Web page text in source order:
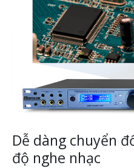
Dễ dàng chuyển
độ nghe nhạc